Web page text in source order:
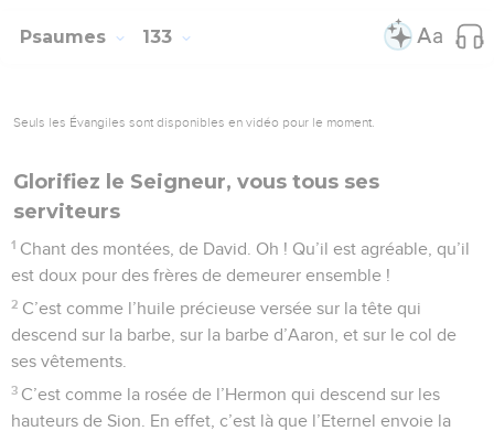
Psaumes 133
Seuls les Évangiles sont disponibles en vidéo pour le moment.
Glorifiez le Seigneur, vous tous ses
serviteurs
1 Chant des montées, de David. Oh ! Qu’il est agréable, qu’il
est doux pour des frères de demeurer ensemble !
2 C’est comme l’huile précieuse versée sur la tête qui
descend sur la barbe, sur la barbe d’Aaron, et sur le col de
ses vêtements.
3 C’est comme la rosée de l’Hermon qui descend sur les
hauteurs de Sion. En effet, c’est là que l’Eternel envoie la